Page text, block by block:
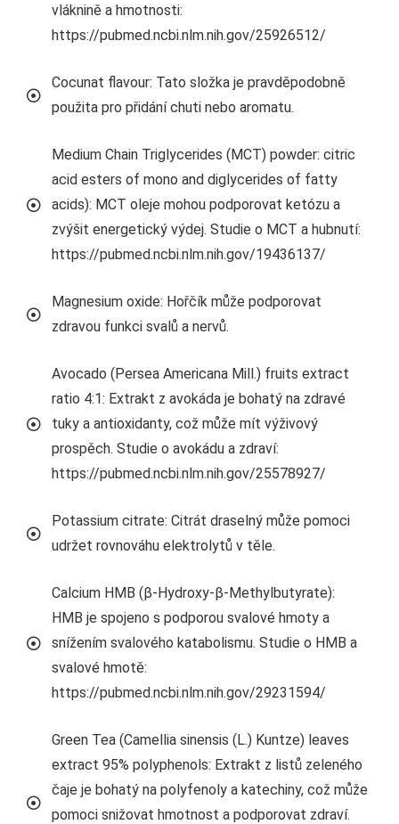
vláknině a hmotnosti:
https://pubmed.ncbi.nlm.nih.gov/25926512/
Cocunat flavour: Tato složka je pravděpodobně
použita pro přidání chuti nebo aromatu.
Medium Chain Triglycerides (MCT) powder: citric
acid esters of mono and diglycerides of fatty
acids): MCT oleje mohou podporovat ketózu a
zvýšit energetický výdej. Studie o MCT a hubnutí:
https://pubmed.ncbi.nlm.nih.gov/19436137/
Magnesium oxide: Hořčík může podporovat
zdravou funkci svalů a nervů.
Avocado (Persea Americana Mill.) fruits extract
ratio 4:1: Extrakt z avokáda je bohatý na zdravé
tuky a antioxidanty, což může mít výživový
prospěch. Studie o avokádu a zdraví:
https://pubmed.ncbi.nlm.nih.gov/25578927/
Potassium citrate: Citrát draselný může pomoci
udržet rovnováhu elektrolytů v těle.
Calcium HMB (β-Hydroxy-β-Methylbutyrate):
HMB je spojeno s podporou svalové hmoty a
snížením svalového katabolismu. Studie o HMB a
svalové hmotě:
https://pubmed.ncbi.nlm.nih.gov/29231594/
Green Tea (Camellia sinensis (L.) Kuntze) leaves
extract 95% polyphenols: Extrakt z listů zeleného
čaje je bohatý na polyfenoly a katechiny, což může
pomoci snižovat hmotnost a podporovat zdraví.